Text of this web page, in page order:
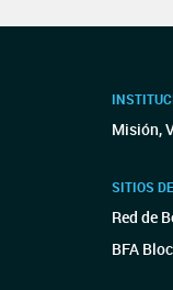
Misión,
SITIOS
Red de
BFA